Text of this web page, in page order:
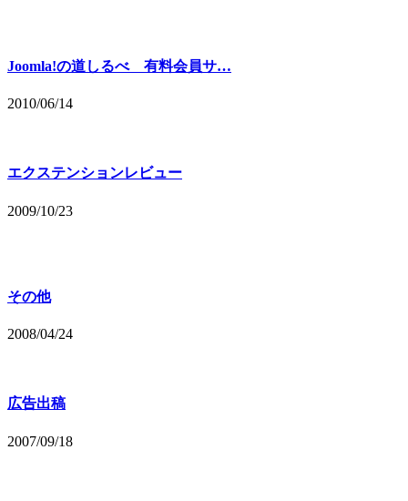
Joomla!の道しるべ 有料会員サ…
2010/06/14
エクステンションレビュー
2009/10/23
その他
2008/04/24
広告出稿
2007/09/18